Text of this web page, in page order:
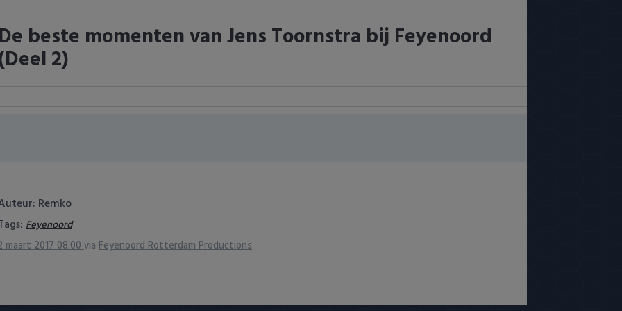
beste momenten van Jens Toornstra bij Feyenoord
2)
Remko
Feyenoord
maart 2017 08:00via Feyenoord Rotterdam Productions